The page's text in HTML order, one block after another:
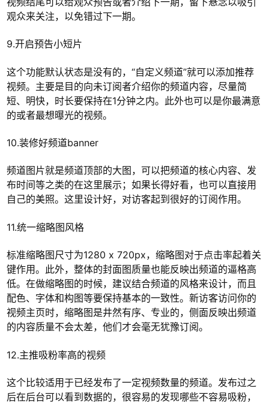
观众来关注，以免错过下一期。
9.开启预告小短片
这个功能默认状态是没有的，“自定义频道”就可以添加推荐
视频。主要是目的向未订阅者介绍你的频道内容，尽量简
短、明快，时长要保持在1分钟之内。此外也可以是你最满意
的或者最想曝光的视频。
10.装修好频道banner
频道图片就是频道顶部的大图，可以把频道的核心内容、发
布时间等之类的在这里展示；如果长得好看，也可以直接用
自己的美照。这里设计好，对访客起到很好的订阅作用。
11.统一缩略图风格
标准缩略图尺寸为1280 x 720px，缩略图对于点击率起着关
键作用。此外，整体的封面图质量也能反映出频道的逼格高
低。在做缩略图的时候，建议结合频道的风格来设计，而且
配色、字体和构图等要保持基本的一致性。新访客访问你的
视频主页时，缩略图是井然有序、专业的，侧面反映出频道
的内容质量不会太差，他们才会毫无犹豫订阅。
12.主推吸粉率高的视频
这个比较适用于已经发布了一定视频数量的频道。发布过之
后在后台可以看到数据的，很容易的发现哪些不容易吸粉，